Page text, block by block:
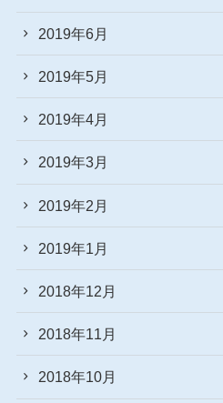
2019年6月
2019年5月
2019年4月
2019年3月
2019年2月
2019年1月
2018年12月
2018年11月
2018年10月